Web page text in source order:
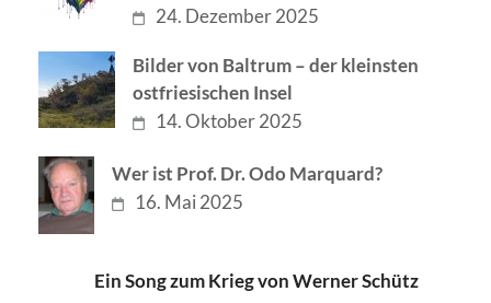
24. Dezember 2025
Bilder von Baltrum – der kleinsten
ostfriesischen Insel
14. Oktober 2025
Wer ist Prof. Dr. Odo Marquard?
16. Mai 2025
Ein Song zum Krieg von Werner Schütz